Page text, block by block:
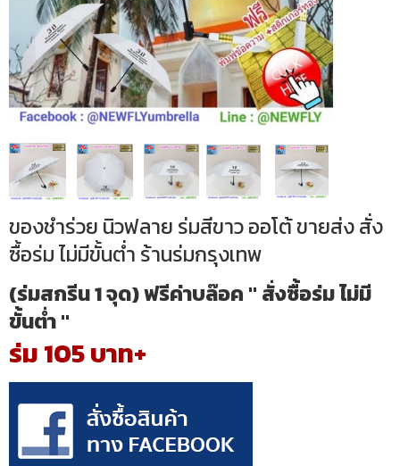
ของชำร่วย นิวฟลาย ร่มสีขาว ออโต้ ขายส่ง สั่ง
ซื้อร่ม ไม่มีขั้นต่ำ ร้านร่มกรุงเทพ
(ร่มสกรีน 1 จุด) ฟรีค่าบล๊อค " สั่งซื้อร่ม ไม่มี
ขั้นต่ำ "
ร่ม 105 บาท+